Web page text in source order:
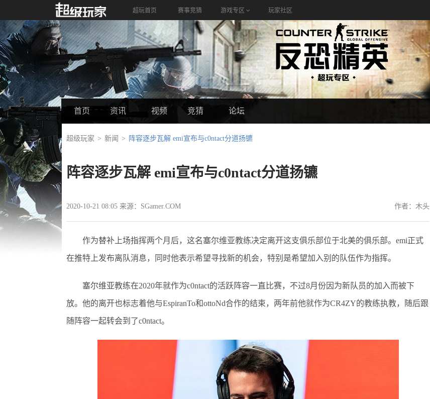
超玩首页 赛事竞猜 游戏专区 玩家社区
首页 资讯 视频 竞猜 论坛
超级玩家 新闻 阵容逐步瓦解 emi宣布与c0ntact分道扬镳
阵容逐步瓦解 emi宣布与c0ntact分道扬镳
2020-10-21 08:05 来源：SGamer.COM 作者：木头
作为替补上场指挥两个月后，这名塞尔维亚教练决定离开这支俱乐部位于北美的俱乐部。emi正式
在推特上发布离队消息，同时他表示希望寻找新的机会，特别是希望加入别的队伍作为指挥。
塞尔维亚教练在2020年就作为c0ntact的活跃阵容一直比赛，不过8月份因为新队员的加入而被下
放。他的离开也标志着他与EspiranTo和ottoNd合作的结束，两年前他就作为CR4ZY的教练执教，随后跟
随阵容一起转会到了c0ntact。